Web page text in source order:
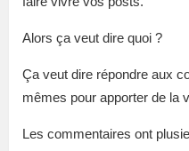
Alors ça veut dire quoi ?
Ça veut dire répondre aux
mêmes pour apporter de la
Les commentaires ont